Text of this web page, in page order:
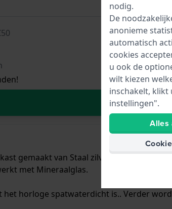
In
gemaakt van Staal zilver met een
met Mineraalglas.
het horloge spatwaterdicht is.. Verder
nodig.
De
anonieme
automatisch
cookies
u ook de
wilt kiezen
inschakelt, klikt
instellingen".
Alles